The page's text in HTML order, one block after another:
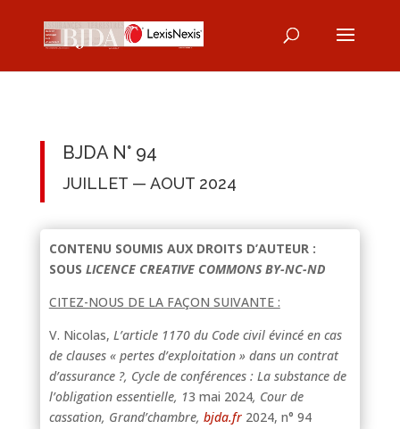
BJDA N° 94
JUILLET — AOUT 2024
CONTENU SOUMIS AUX DROITS D’AUTEUR :
SOUS LICENCE CREATIVE COMMONS BY-NC-ND
CITEZ-NOUS DE LA FAÇON SUIVANTE :
V. Nicolas, L’article 1170 du Code civil évincé en cas
de clauses « pertes d’exploitation » dans un contrat
d’assurance ?, Cycle de conférences : La substance de
l’obligation essentielle, 13 mai 2024, Cour de
cassation, Grand’chambre, bjda.fr 2024, n° 94